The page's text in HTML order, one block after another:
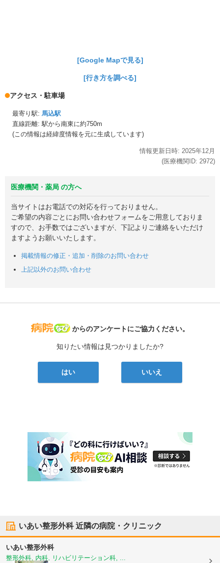
[Google Mapで見る]
[行き方を調べる]
アクセス・駐車場
最寄り駅: 馬込駅
直線距離: 駅から南東に約750m
(この情報は経緯度情報を元に生成しています)
情報更新日時: 2025年12月
(医療機関ID: 2972)
医療機関・薬局 の方へ
当サイトはお電話での対応を行っておりません。
ご希望の内容ごとにお問い合わせフォームをご用意しておりま
すので、お手数ではございますが、下記よりご連絡をいただけ
ますようお願いいたします。
掲載情報の修正・追加・削除のお問い合わせ
上記以外のお問い合わせ
病院なび
からのアンケートにご協力ください。
知りたい情報は見つかりましたか?
はい いいえ
いあい整形外科近隣の病院・クリニック
いあい整形外科
整形外科, 内科, リハビリテーション科, ...